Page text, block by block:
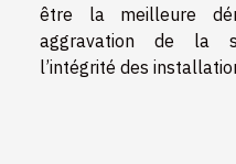
être la meilleure
aggravation de la
l’intégrité des